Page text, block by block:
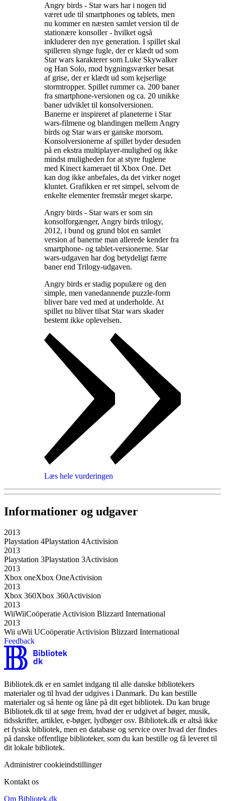
Angry birds - Star wars har i nogen tid
været ude til smartphones og tablets, men
nu kommer en næsten samlet version til de
stationære konsoller - hvilket også
inkluderer den nye generation. I spillet skal
spilleren slynge fugle, der er klædt ud som
Star wars karakterer som Luke Skywalker
og Han Solo, mod bygningsværker besat
af grise, der er klædt ud som kejserlige
stormtropper. Spillet rummer ca. 200 baner
fra smartphone-versionen og ca. 20 unikke
baner udviklet til konsolversionen.
Banerne er inspireret af planeterne i Star
wars-filmene og blandingen mellem Angry
birds og Star wars er ganske morsom.
Konsolversionerne af spillet byder desuden
på en ekstra multiplayer-mulighed og ikke
mindst muligheden for at styre fuglene
med Kinect kameraet til Xbox One. Det
kan dog ikke anbefales, da det virker noget
kluntet. Grafikken er ret simpel, selvom de
enkelte elementer fremstår meget skarpe.
Angry birds - Star wars er som sin
konsolforgænger, Angry birds trilogy,
2012, i bund og grund blot en samlet
version af banerne man allerede kender fra
smartphone- og tablet-versionerne. Star
wars-udgaven har dog betydeligt færre
baner end Trilogy-udgaven.
Angry birds er stadig populære og den
simple, men vanedannende puzzle-form
bliver bare ved med at underholde. At
spillet nu bliver tilsat Star wars skader
bestemt ikke oplevelsen.
Læs hele vurderingen
Informationer og udgaver
2013
Playstation 4Playstation 4Activision
2013
Playstation 3Playstation 3Activision
2013
Xbox oneXbox OneActivision
2013
Xbox 360Xbox 360Activision
2013
WiiWiiCoöperatie Activision Blizzard International
2013
Wii uWii UCoöperatie Activision Blizzard International
Feedback
Bibliotek.dk er en samlet indgang til alle danske bibliotekers
materialer og til hvad der udgives i Danmark. Du kan bestille
materialer og så hente og låne på dit eget bibliotek. Du kan bruge
Bibliotek.dk til at søge frem, hvad der er udgivet af bøger, musik,
tidsskrifter, artikler, e-bøger, lydbøger osv. Bibliotek.dk er altså ikke
et fysisk bibliotek, men en database og service over hvad der findes
på danske offentlige biblioteker, som du kan bestille og få leveret til
dit lokale bibliotek.
Administrer cookieindstillinger
Kontakt os
Om Bibliotek.dk